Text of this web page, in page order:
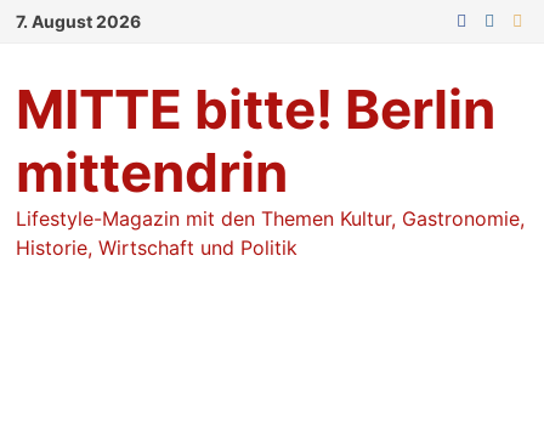
Zum
7. August 2026
MITTE bitte! Berlin
mittendrin
Lifestyle-Magazin mit den Themen Kultur, Gastronomie,
Historie, Wirtschaft und Politik